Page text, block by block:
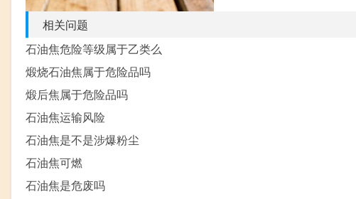
相关问题
石油焦危险等级属于乙类么
煅烧石油焦属于危险品吗
煅后焦属于危险品吗
石油焦运输风险
石油焦是不是涉爆粉尘
石油焦可燃
石油焦是危废吗